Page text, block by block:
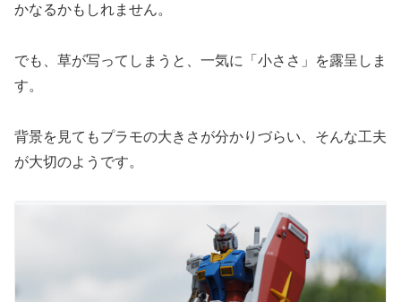
かなるかもしれません。
でも、草が写ってしまうと、一気に「小ささ」を露呈しま
す。
背景を見てもプラモの大きさが分かりづらい、そんな工夫
が大切のようです。